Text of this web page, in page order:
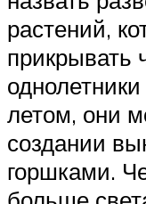
растений,
прикрывать
летом, они
создании
горшками.